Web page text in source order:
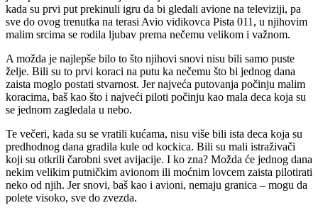
kada su prvi put prekinuli igru da bi gledali avione na televiziji, pa
sve do ovog trenutka na terasi Avio vidikovca Pista 011, u njihovim
malim srcima se rodila ljubav prema nečemu velikom i važnom.
A možda je najlepše bilo to što njihovi snovi nisu bili samo puste
želje. Bili su to prvi koraci na putu ka nečemu što bi jednog dana
zaista moglo postati stvarnost. Jer najveća putovanja počinju malim
koracima, baš kao što i najveći piloti počinju kao mala deca koja su
se jednom zagledala u nebo.
Te večeri, kada su se vratili kućama, nisu više bili ista deca koja su
predhodnog dana gradila kule od kockica. Bili su mali istraživači
koji su otkrili čarobni svet avijacije. I ko zna? Možda će jednog dana
nekim velikim putničkim avionom ili moćnim lovcem zaista pilotirati
neko od njih. Jer snovi, baš kao i avioni, nemaju granica – mogu da
polete visoko, sve do zvezda.